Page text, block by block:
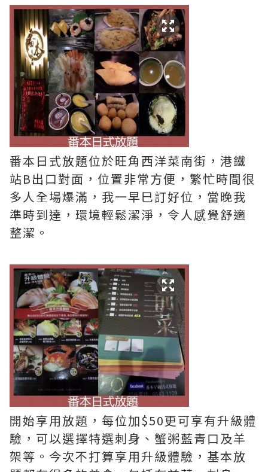
番本日式放題位於旺角西洋菜南街，港鐵
站B出口對面，位置非常方便，繁忙時間很
多人全場爆滿，我一早巳訂好位，當晚我
準時到達，環境輕鬆潔淨，令人感覺舒適
整潔。
開始享用放題，每位加$50更可享有升級體
驗，可以選擇特選刺身、蟹粥藍青口及羊
架等。今次不打算享用升級體驗，基本放